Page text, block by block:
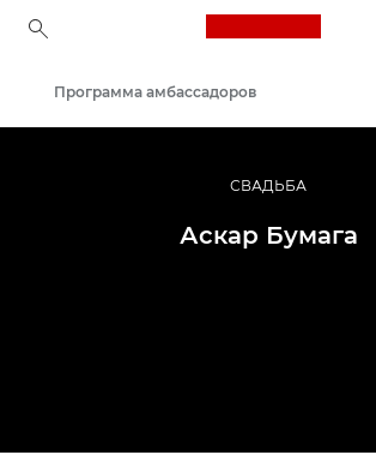
Профессиональная фото- и видеосъемка
Программа амбассадоров
СВАДЬБА
Аскар Бумага